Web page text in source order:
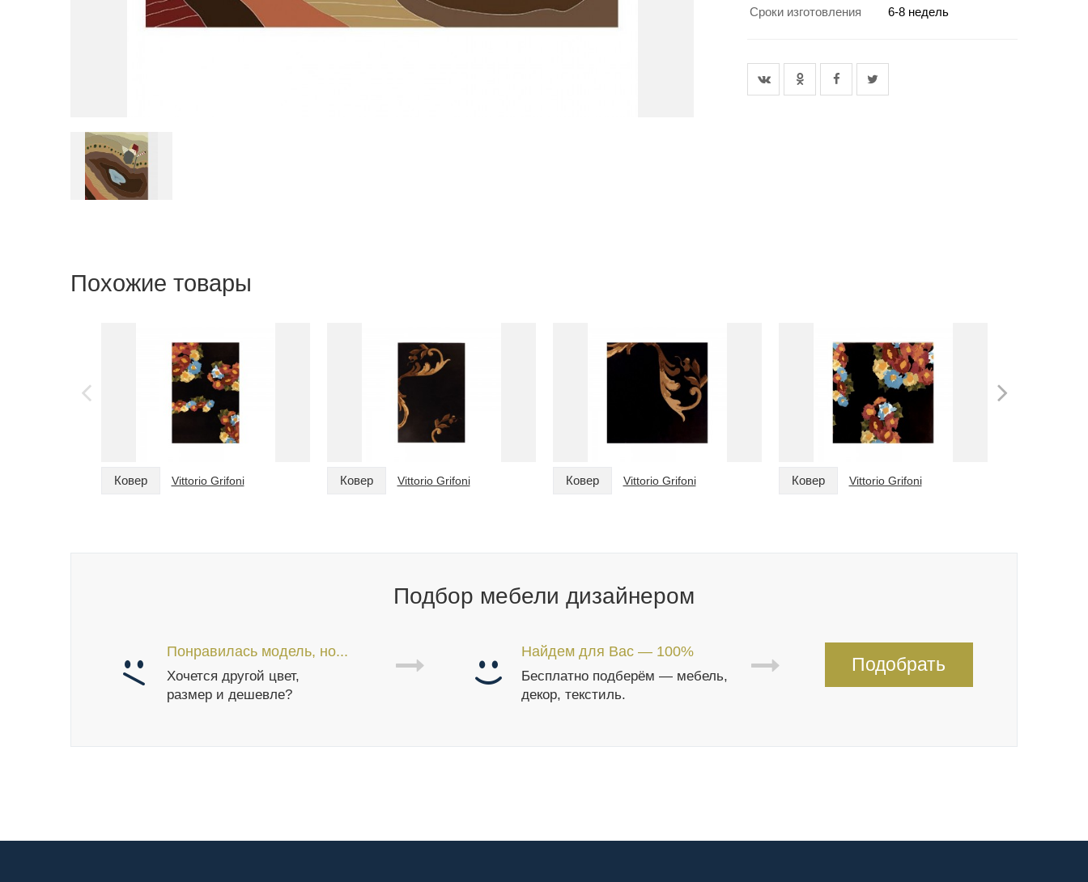
Сроки изготовления 6-8 недель
Похожие товары
Ковер Vittorio Grifoni Ковер Vittorio Grifoni Ковер Vittorio Grifoni Ковер Vittorio Grifoni
Подбор мебели дизайнером
Понравилась модель, но...
Хочется другой цвет,
размер и дешевле?
Найдем для Вас — 100%
Бесплатно подберём — мебель,
декор, текстиль.
Подобрать